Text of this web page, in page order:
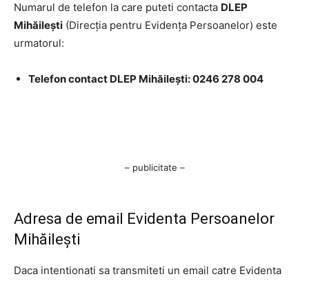
Numarul de telefon la care puteti contacta DLEP
Mihăilești (Direcţia pentru Evidenţa Persoanelor) este
urmatorul:
Telefon contact DLEP Mihăilești: 0246 278 004
– publicitate –
Adresa de email Evidenta Persoanelor
Mihăilești
Daca intentionati sa transmiteti un email catre Evidenta